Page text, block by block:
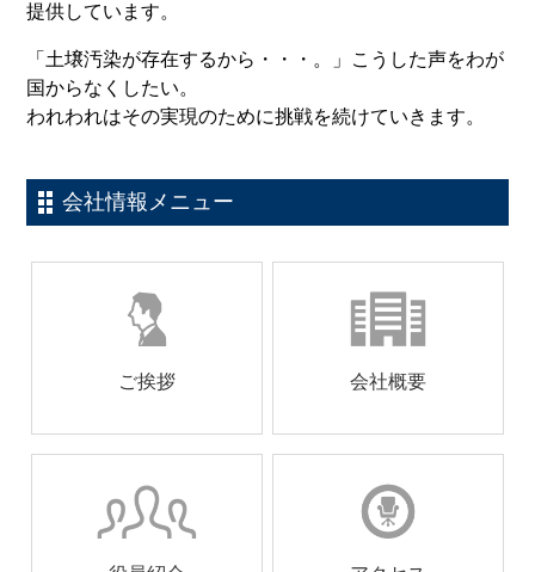
提供しています。
「土壌汚染が存在するから・・・。」こうした声をわが
国からなくしたい。
われわれはその実現のために挑戦を続けていきます。
会社情報メニュー
ご挨拶 会社概要